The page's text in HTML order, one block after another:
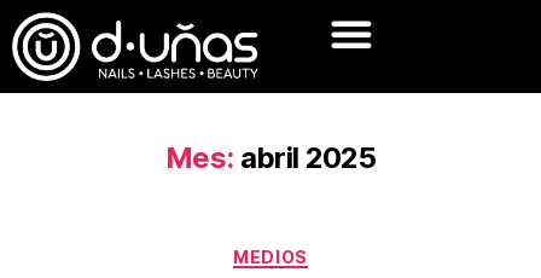
Mes: abril 2025
MEDIOS